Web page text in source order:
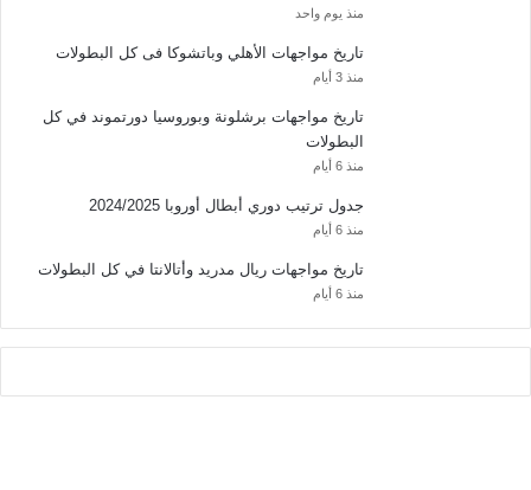
منذ يوم واحد
تاريخ مواجهات الأهلي وباتشوكا فى كل البطولات
منذ 3 أيام
تاريخ مواجهات برشلونة وبوروسيا دورتموند في كل
البطولات
منذ 6 أيام
جدول ترتيب دوري أبطال أوروبا 2024/2025
منذ 6 أيام
تاريخ مواجهات ريال مدريد وأتالانتا في كل البطولات
منذ 6 أيام